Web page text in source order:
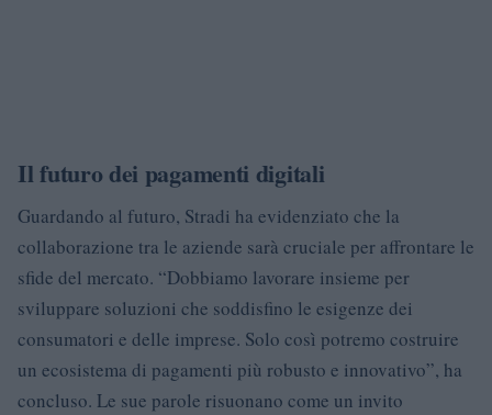
Il futuro dei pagamenti digitali
Guardando al futuro, Stradi ha evidenziato che la
collaborazione tra le aziende sarà cruciale per affrontare le
sfide del mercato. “Dobbiamo lavorare insieme per
sviluppare soluzioni che soddisfino le esigenze dei
consumatori e delle imprese. Solo così potremo costruire
un ecosistema di pagamenti più robusto e innovativo”, ha
concluso. Le sue parole risuonano come un invito